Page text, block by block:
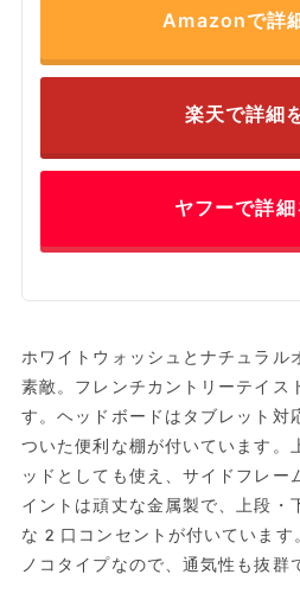
Amazonで詳
楽天で詳細
ヤフーで詳細
ホワイトウォッシュとナチュラル
素敵。フレンチカントリーテイ
す。ヘッドボードはタブレット対
ついた便利な棚が付いています。
ッドとしても使え、サイドフレー
イントは頑丈な金属製で、上段・
な2口コンセントが付いています
ノコタイプなので、通気性も抜群